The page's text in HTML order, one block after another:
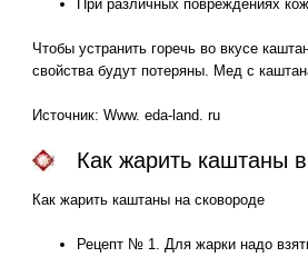
При различных повреждениях
Чтобы устранить горечь во вкусе
свойства будут потеряны. Мед с
Источник: Www. eda-land. ru
Как жарить каштаны
Как жарить каштаны на сковороде
Рецепт № 1. Для жарки надо